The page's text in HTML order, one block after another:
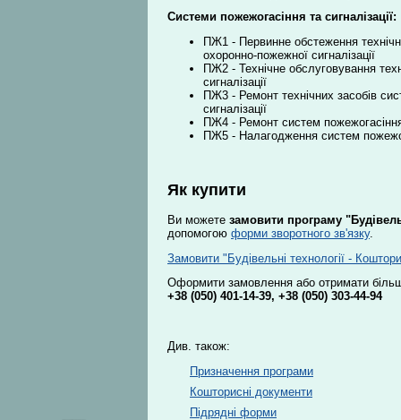
Системи пожежогасіння та сигналізації:
ПЖ1 - Первинне обстеження
охоронно-пожежної сигналізації
ПЖ2 - Технічне обслуговування
сигналізації
ПЖ3 - Ремонт технічних засобів
сигналізації
ПЖ4 - Ремонт систем
ПЖ5 - Налагодження систем
Як купити
Ви можете замовити програму
допомогою форми зворотного зв'язку.
Замовити "Будівельні технології -
Оформити замовлення або отримати
+38 (050) 401-14-39, +38 (050) 303-44-94
Див. також:
Призначення програми
Кошторисні документи
Підрядні форми